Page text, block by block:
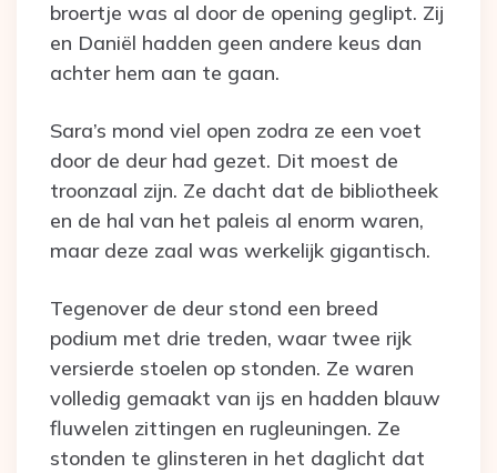
broertje was al door de opening geglipt. Zij
en Daniël hadden geen andere keus dan
achter hem aan te gaan.
Sara’s mond viel open zodra ze een voet
door de deur had gezet. Dit moest de
troonzaal zijn. Ze dacht dat de bibliotheek
en de hal van het paleis al enorm waren,
maar deze zaal was werkelijk gigantisch.
Tegenover de deur stond een breed
podium met drie treden, waar twee rijk
versierde stoelen op stonden. Ze waren
volledig gemaakt van ijs en hadden blauw
fluwelen zittingen en rugleuningen. Ze
stonden te glinsteren in het daglicht dat